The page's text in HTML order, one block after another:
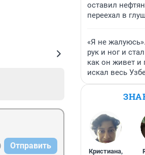
Отправить
оставил
переехал в
«Я не
рук и ног и
как он живет и
искал весь
Кристиана,